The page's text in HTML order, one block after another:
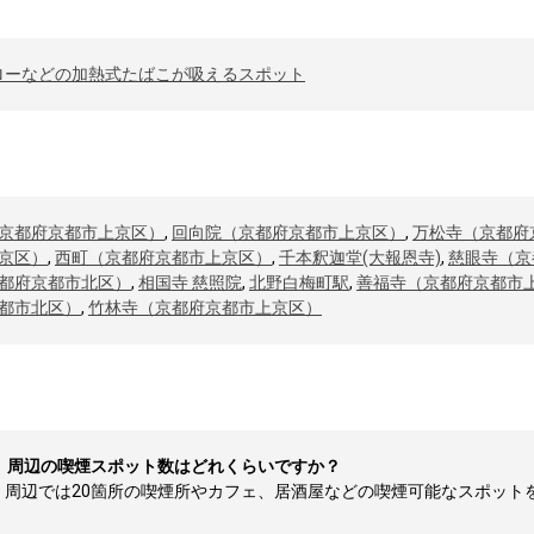
などの加熱式たばこが吸えるスポット
都府京都市上京区） , 回向院（京都府京都市上京区） , 万松寺（京都府
区） , 西町（京都府京都市上京区） , 千本釈迦堂(大報恩寺), 慈眼寺（京
府京都市北区） , 相国寺 慈照院, 北野白梅町駅, 善福寺（京都府京都市
市北区） , 竹林寺（京都府京都市上京区）
辺の喫煙スポット数はどれくらいですか？
辺では20箇所の喫煙所やカフェ、居酒屋などの喫煙可能なスポッ